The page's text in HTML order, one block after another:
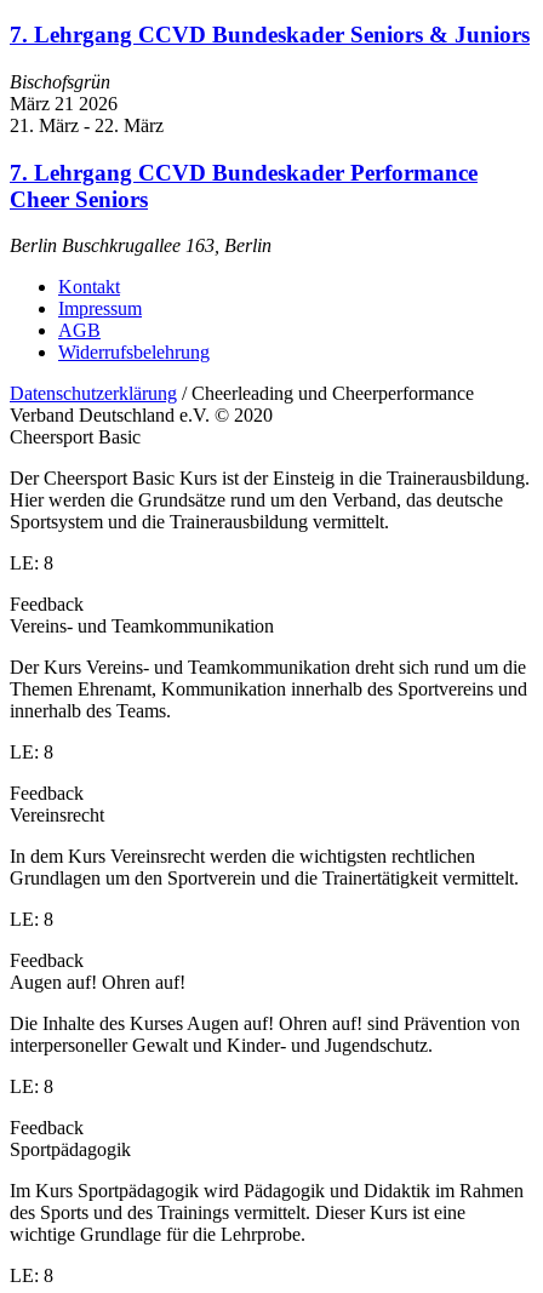
7. Lehrgang CCVD Bundeskader Seniors & Juniors
Bischofsgrün
März 21 2026
21. März - 22. März
7. Lehrgang CCVD Bundeskader Performance
Cheer Seniors
Berlin Buschkrugallee 163, Berlin
Kontakt
Impressum
AGB
Widerrufsbelehrung
Datenschutzerklärung / Cheerleading und Cheerperformance
Verband Deutschland e.V. © 2020
Cheersport Basic
Der Cheersport Basic Kurs ist der Einsteig in die Trainerausbildung.
Hier werden die Grundsätze rund um den Verband, das deutsche
Sportsystem und die Trainerausbildung vermittelt.
LE: 8
Feedback
Vereins- und Teamkommunikation
Der Kurs Vereins- und Teamkommunikation dreht sich rund um die
Themen Ehrenamt, Kommunikation innerhalb des Sportvereins und
innerhalb des Teams.
LE: 8
Feedback
Vereinsrecht
In dem Kurs Vereinsrecht werden die wichtigsten rechtlichen
Grundlagen um den Sportverein und die Trainertätigkeit vermittelt.
LE: 8
Feedback
Augen auf! Ohren auf!
Die Inhalte des Kurses Augen auf! Ohren auf! sind Prävention von
interpersoneller Gewalt und Kinder- und Jugendschutz.
LE: 8
Feedback
Sportpädagogik
Im Kurs Sportpädagogik wird Pädagogik und Didaktik im Rahmen
des Sports und des Trainings vermittelt. Dieser Kurs ist eine
wichtige Grundlage für die Lehrprobe.
LE: 8